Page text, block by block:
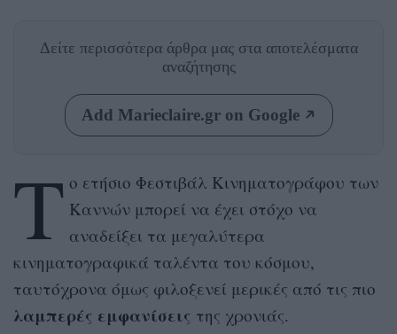
Δείτε περισσότερα άρθρα μας στα αποτελέσματα
αναζήτησης
Add Marieclaire.gr on Google
Τ ο ετήσιο Φεστιβάλ Κινηματογράφου των
Καννών μπορεί να έχει στόχο να
αναδείξει τα μεγαλύτερα
κινηματογραφικά ταλέντα του κόσμου,
ταυτόχρονα όμως φιλοξενεί μερικές από τις πιο
λαμπερές εμφανίσεις της χρονιάς.